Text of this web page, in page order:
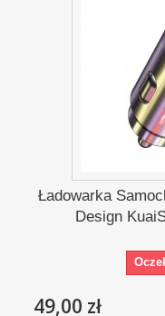
Ładowarka
Design
49,00 zł